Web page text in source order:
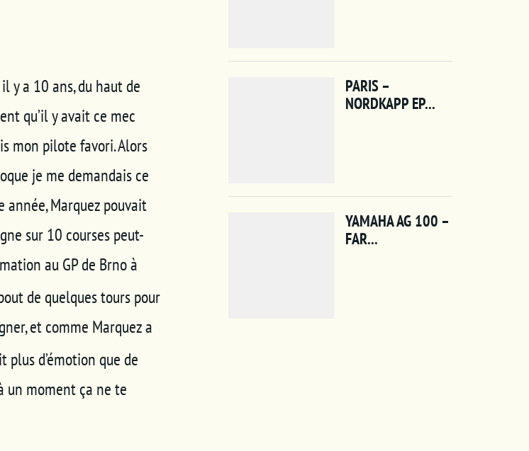
y a 10 ans, du haut de
qu’il y avait ce mec
mon pilote favori. Alors
je me demandais ce
année, Marquez pouvait
sur 10 courses peut-
au GP de Brno à
de quelques tours pour
et comme Marquez a
d’émotion que de
un moment ça ne te